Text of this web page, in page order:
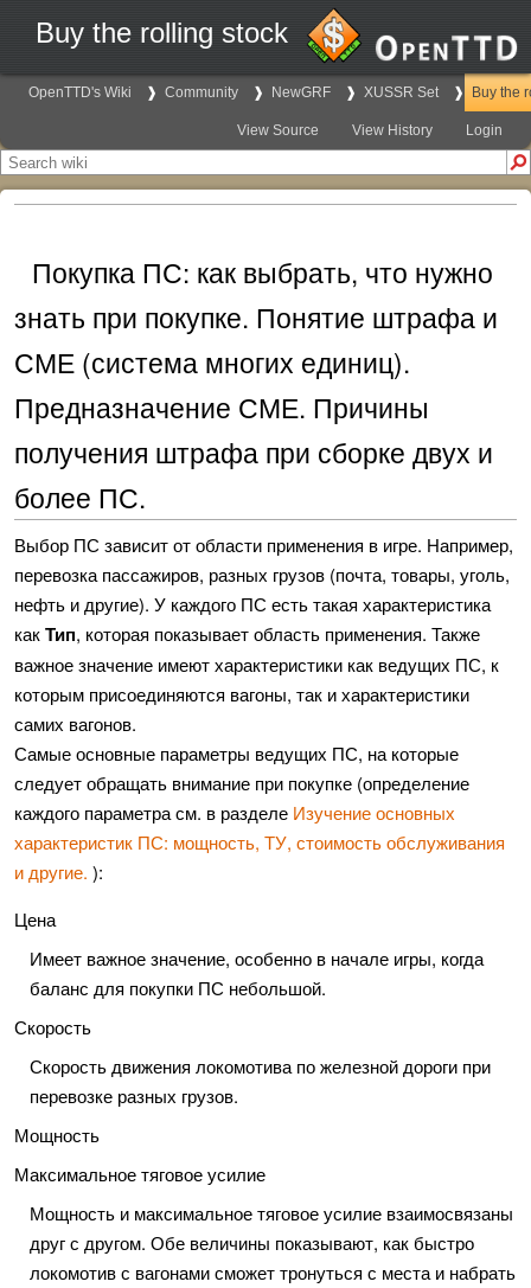
Buy the rolling stock
OpenTTD's Wiki Community NewGRF XUSSR Set Buy the
View Source View History Login
Покупка ПС: как выбрать, что нужно
знать при покупке. Понятие штрафа и
СМЕ (система многих единиц).
Предназначение СМЕ. Причины
получения штрафа при сборке двух и
более ПС.
Выбор ПС зависит от области применения в игре. Например,
перевозка пассажиров, разных грузов (почта, товары, уголь,
нефть и другие). У каждого ПС есть такая характеристика
какТип, которая показывает область применения. Также
важное значение имеют характеристики как ведущих ПС, к
которым присоединяются вагоны, так и характеристики
самих вагонов.
Самые основные параметры ведущих ПС, на которые
следует обращать внимание при покупке (определение
каждого параметра см. в разделе Изучение основных
характеристик ПС: мощность, ТУ, стоимость обслуживания
и другие. ):
Цена
Имеет важное значение, особенно в начале игры, когда
баланс для покупки ПС небольшой.
Скорость
Скорость движения локомотива по железной дороги при
перевозке разных грузов.
Мощность
Максимальное тяговое усилие
Мощность и максимальное тяговое усилие взаимосвязаны
друг с другом. Обе величины показывают, как быстро
локомотив с вагонами сможет тронуться с места и набрать